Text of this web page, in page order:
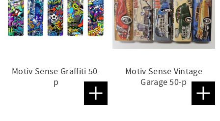
Motiv Sense Graffiti 50-
p
Lägg till i favoriter
Motiv Sense Vintage
Garage 50-p